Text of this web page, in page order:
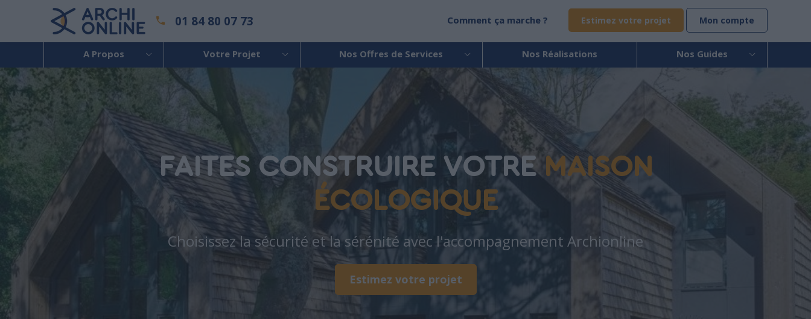
01 84 80 07 73 Comment ça marche ? Estimez votre projet Mon compte
A Propos Votre Projet Nos Offres de Services Nos Réalisations Nos Guides
FAITES CONSTRUIRE VOTRE MAISON
ÉCOLOGIQUE
Choisissez la sécurité et la sérénité avec l'accompagnement Archionline
Estimez votre projet